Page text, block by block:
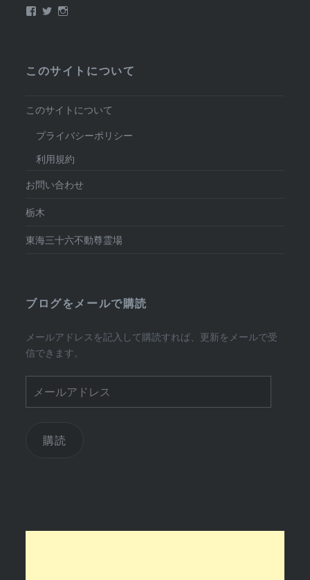
Facebook
Twitter
このサイトについて
このサイトについて
プライバシーポリシー
利用規約
お問い合わせ
栃木
東海三十六不動尊霊場
ブログをメールで購読
メールアドレスを記入して購読すれば、更新をメールで受
信できます。
ー
購読